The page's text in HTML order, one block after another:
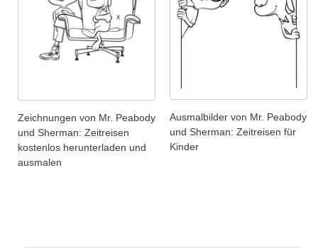
Zeichnungen von Mr. Peabody
und Sherman: Zeitreisen
kostenlos herunterladen und
ausmalen
Ausmalbilder von Mr. Peabody
und Sherman: Zeitreisen für
Kinder